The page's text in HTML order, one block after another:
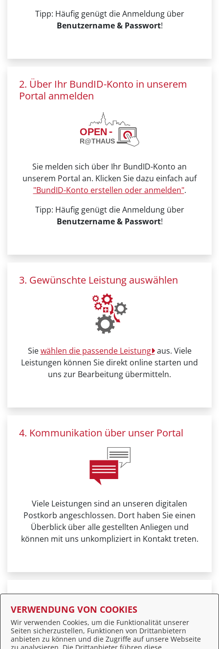
Tipp: Häufig genügt die Anmeldung über
Benutzername & Passwort!
2. Über Ihr BundID-Konto in unserem
Portal anmelden
Sie melden sich über Ihr BundID-Konto an
unserem Portal an. Klicken Sie dazu einfach auf
"BundID-Konto erstellen oder anmelden".
Tipp: Häufig genügt die Anmeldung über
Benutzername & Passwort!
3. Gewünschte Leistung auswählen
Siewählen die passende Leistung aus. Viele
Leistungen können Sie direkt online starten und
uns zur Bearbeitung übermitteln.
4. Kommunikation über unser Portal
Viele Leistungen sind an unseren digitalen
Postkorb angeschlossen. Dort haben Sie einen
Überblick über alle gestellten Anliegen und
können mit uns unkompliziert in Kontakt treten.
Weitere Informationen zur BundID finden Sie auf
derFAQ-Seite des Bundes
VERWENDUNG VON COOKIES
Wir verwenden Cookies, um die Funktionalität unserer
Seiten sicherzustellen, Funktionen von Drittanbietern
anbieten zu können und die Zugriffe auf unsere Webseite